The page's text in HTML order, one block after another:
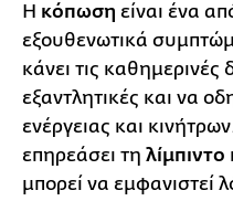
Η κόπωση είναι ένα
εξουθενωτικά
κάνει τις καθημερινές
εξαντλητικές και να
ενέργειας και
επηρεάσει τη λίμπιντο
μπορεί να εμφανιστεί